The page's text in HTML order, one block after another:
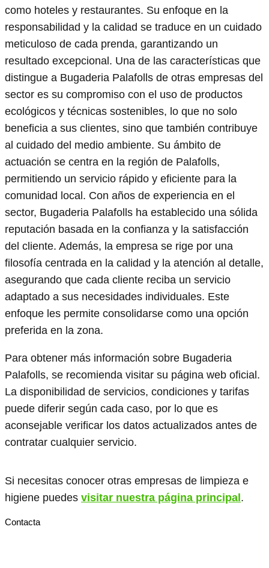
como hoteles y restaurantes. Su enfoque en la
responsabilidad y la calidad se traduce en un cuidado
meticuloso de cada prenda, garantizando un
resultado excepcional. Una de las características que
distingue a Bugaderia Palafolls de otras empresas del
sector es su compromiso con el uso de productos
ecológicos y técnicas sostenibles, lo que no solo
beneficia a sus clientes, sino que también contribuye
al cuidado del medio ambiente. Su ámbito de
actuación se centra en la región de Palafolls,
permitiendo un servicio rápido y eficiente para la
comunidad local. Con años de experiencia en el
sector, Bugaderia Palafolls ha establecido una sólida
reputación basada en la confianza y la satisfacción
del cliente. Además, la empresa se rige por una
filosofía centrada en la calidad y la atención al detalle,
asegurando que cada cliente reciba un servicio
adaptado a sus necesidades individuales. Este
enfoque les permite consolidarse como una opción
preferida en la zona.
Para obtener más información sobre Bugaderia
Palafolls, se recomienda visitar su página web oficial.
La disponibilidad de servicios, condiciones y tarifas
puede diferir según cada caso, por lo que es
aconsejable verificar los datos actualizados antes de
contratar cualquier servicio.
Si necesitas conocer otras empresas de limpieza e
higiene puedes visitar nuestra página principal .
Contacta